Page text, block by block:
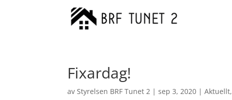
Fixardag!
avStyrelsen BRF Tunet 2 |sep 3, 2020 |Aktuellt,